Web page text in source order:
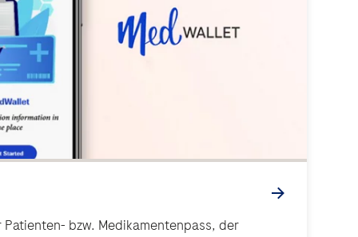
Medikamentenpass, der